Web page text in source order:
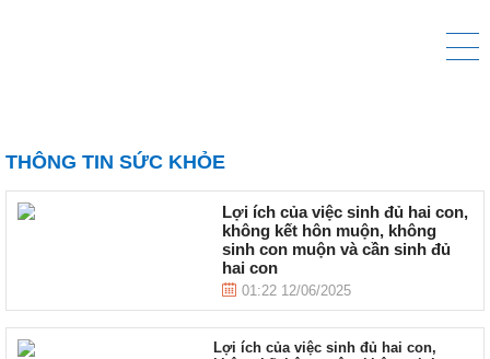
THÔNG TIN SỨC KHỎE
Lợi ích của việc sinh đủ hai con,
không kết hôn muộn, không
sinh con muộn và cần sinh đủ
hai con
01:22 12/06/2025
Lợi ích của việc sinh đủ hai con,